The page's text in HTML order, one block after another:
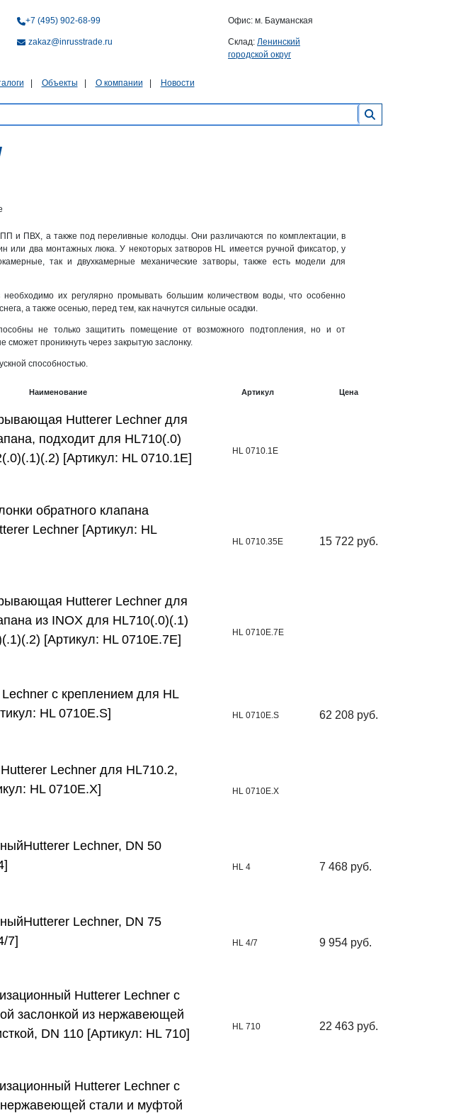
+7 (495) 902-68-99
zakaz@inrusstrade.ru
Офис: м. Бауманская
Склад: Ленинский
городской округ
Объекты О компании Новости
и ПВХ, а также под переливные колодцы. Они различаются по комплектации, в
или два монтажных люка. У некоторых затворов HL имеется ручной фиксатор, у
так и двухкамерные механические затворы, также есть модели для
их регулярно промывать большим количеством воды, что особенно
а также осенью, перед тем, как начнутся сильные осадки.
не только защитить помещение от возможного подтопления, но и от
сможет проникнуть через закрытую заслонку.
способностью.
Наименование Артикул Цена
Hutterer Lechner для
подходит для HL710(.0)
[Артикул: HL 0710.1E]
HL 0710.1E
обратного клапана
Lechner [Артикул: HL
HL 0710.35E 15 722 руб.
Hutterer Lechner для
из INOX для HL710(.0)(.1)
[Артикул: HL 0710E.7E]
HL 0710E.7E
с креплением для НL
HL 0710E.S]
HL 0710E.S 62 208 руб.
Lechner для HL710.2,
HL 0710E.X]
HL 0710E.X
Lechner, DN 50
HL 4 7 468 руб.
Lechner, DN 75
7]
HL 4/7 9 954 руб.
Hutterer Lechner с
заслонкой из нержавеющей
DN 110 [Артикул: HL 710]
HL 710 22 463 руб.
Hutterer Lechner с
нержавеющей стали и муфтой